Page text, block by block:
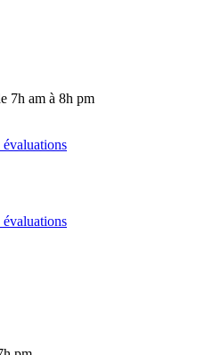
7h am à 8h pm